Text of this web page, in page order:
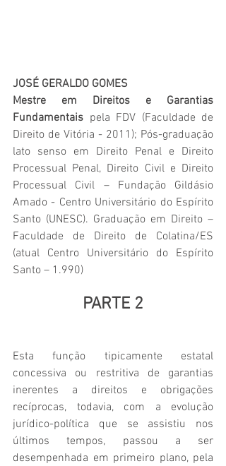
JOSÉ GERALDO GOMES
Mestre em Direitos e Garantias
Fundamentais pela FDV (Faculdade de
Direito de Vitória - 2011); Pós-graduação
lato senso em Direito Penal e Direito
Processual Penal, Direito Civil e Direito
Processual Civil – Fundação Gildásio
Amado - Centro Universitário do Espírito
Santo (UNESC). Graduação em Direito –
Faculdade de Direito de Colatina/ES
(atual Centro Universitário do Espírito
Santo – 1.990)
PARTE 2
Esta função tipicamente estatal
concessiva ou restritiva de garantias
inerentes a direitos e obrigações
recíprocas, todavia, com a evolução
jurídico-política que se assistiu nos
últimos tempos, passou a ser
desempenhada em primeiro plano, pela